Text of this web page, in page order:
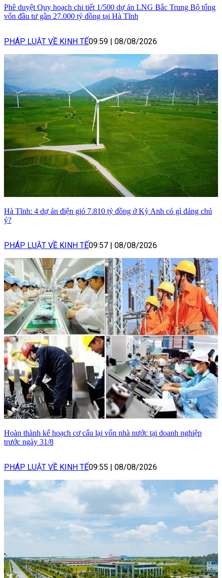
Phê duyệt Quy hoạch chi tiết 1/500 dự án LNG Bắc Trung Bộ tổng
vốn đầu tư gần 27.000 tỷ đồng tại Hà Tĩnh
PHÁP LUẬT VỀ KINH TẾ09:59 | 08/08/2026
Hà Tĩnh: 4 dự án điện gió 7.810 tỷ đồng ở Kỳ Anh có gì đáng chú
ý?
PHÁP LUẬT VỀ KINH TẾ09:57 | 08/08/2026
Hoàn thành kế hoạch cơ cấu lại vốn nhà nước tại doanh nghiệp
trước ngày 31/8
PHÁP LUẬT VỀ KINH TẾ09:55 | 08/08/2026